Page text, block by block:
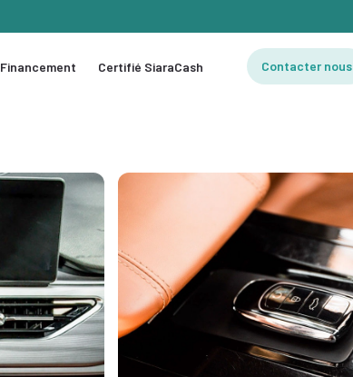
Financement Certifié SiaraCash Contacter nous